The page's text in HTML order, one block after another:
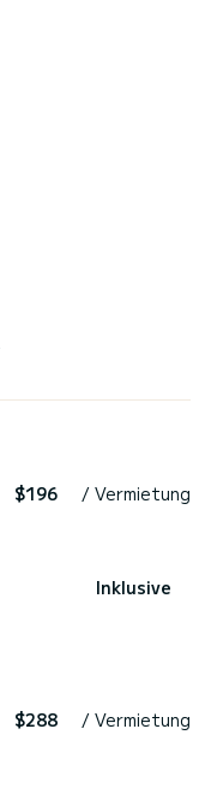
$196 / Vermietung
Inklusive
$288 / Vermietung